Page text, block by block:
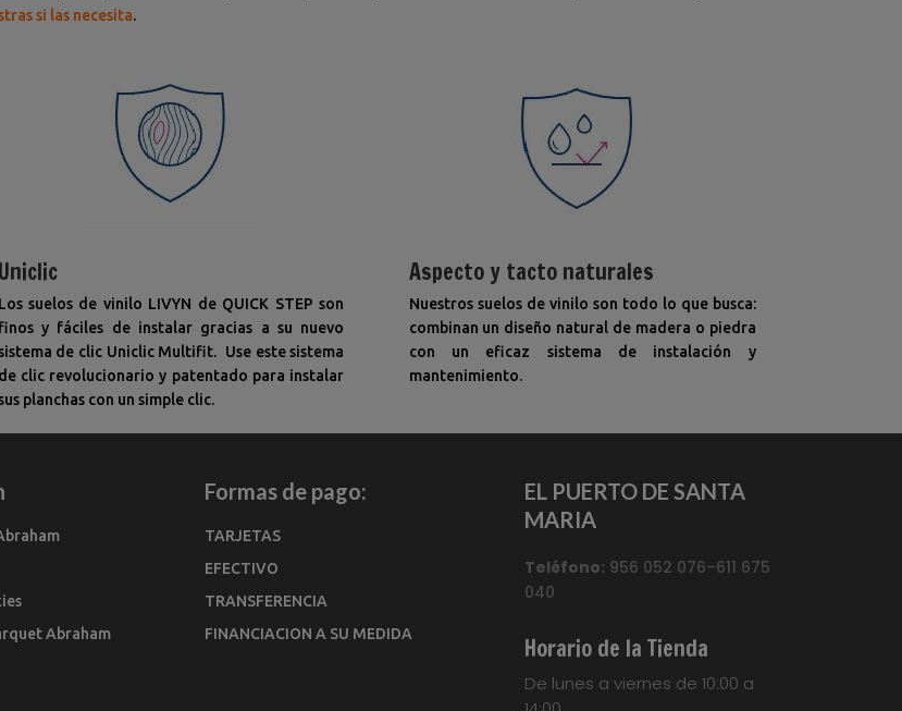
si las necesita.
Uniclic
Los suelos de vinilo LIVYN de QUICK STEP son
finos y fáciles de instalar gracias a su nuevo
de clic Uniclic Multifit. Use este sistema
de clic revolucionario y patentado para instalar
planchas con un simple clic.
Aspecto y tacto naturales
Nuestros suelos de vinilo son todo lo que busca:
combinan un diseño natural de madera o piedra
con un eficaz sistema de instalación y
mantenimiento.
Abraham
Formas de pago:
TARJETAS
EFECTIVO
TRANSFERENCIA
FINANCIACION A SU MEDIDA
EL PUERTO DE SANTA
MARIA
Teléfono: 956 052 076–611 675
040
Horario de la Tienda
De lunes a viernes de 10:00 a